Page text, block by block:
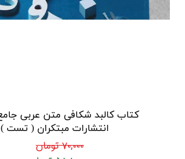
کتاب کالبد شکافی متن عربی
انتشارات مبتکران ( تست )
۷۰,۰۰۰ تومان